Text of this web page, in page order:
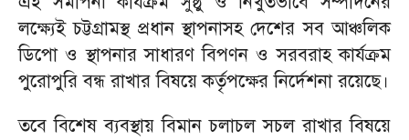
লক্ষ্যেই চট্টগ্রামস্থ প্রধান স্থাপনাসহ দেশের সব আঞ্চলিক
ডিপো ও স্থাপনার সাধারণ বিপণন ও সরবরাহ কার্যক্রম
পুরোপুরি বন্ধ রাখার বিষয়ে কর্তৃপক্ষের নির্দেশনা রয়েছে।
তবে বিশেষ ব্যবস্থায় বিমান চলাচল সচল রাখার বিষয়ে